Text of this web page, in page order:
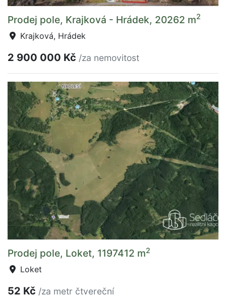
Prodej pole, Krajková - Hrádek, 20262 m2
Krajková, Hrádek
2 900 000 Kč /za nemovitost
Prodej pole, Loket, 1197412 m2
Loket
52 Kč /za metr čtvereční